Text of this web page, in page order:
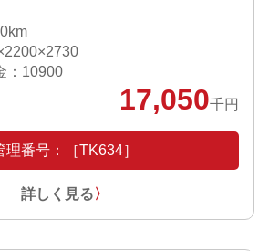
：10900
17,050千円
理番号：［TK634］
詳しく見る〉